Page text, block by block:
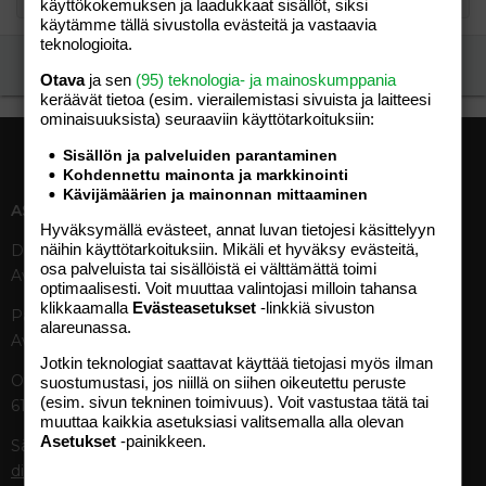
ASIAKASPALVELU
Digipalvelut (09) 156 6227
Avoinna ma–pe 8–19
Painettu lehti (09) 156 665
Avoinna ma–pe 8–19
Otavamedian vaihde (09) 156
61
Sähköposti (digi)
digi@otavamedia.fi
Tekniset tiedot, aikataulut ja
ilmoitushinnat
Tietoa verkon kävijöistä
Käyttöehdot
TUOTTEET
käyttökokemuksen ja laadukkaat sisällöt, siksi
käytämme tällä sivustolla evästeitä ja vastaavia
teknologioita.
Otavaja sen (95) teknologia- ja mainoskumppania
keräävät tietoa (esim. vierailemis­tasi sivuista ja laitteesi
ominaisuuk­sista) seuraaviin käyttötarkoituksiin:
Sisällön ja palveluiden parantaminen
Kohdennettu mainonta ja markkinointi
Kävijämäärien ja mainonnan mittaaminen
Hyväksymällä evästeet, annat luvan tietojesi käsittelyyn
näihin käyttötarkoituksiin. Mikäli et hyväksy evästeitä,
osa palveluista tai sisällöistä ei välttämättä toimi
optimaalisesti. Voit muuttaa valintojasi milloin tahansa
klikkaamalla Evästeasetukset -linkkiä sivuston
alareunassa.
Jotkin teknologiat saattavat käyttää tietojasi myös ilman
suostumustasi, jos niillä on siihen oikeutettu peruste
(esim. sivun tekninen toimivuus). Voit vastustaa tätä tai
muuttaa kaikkia asetuksiasi valitsemalla alla olevan
Asetukset -painikkeen.